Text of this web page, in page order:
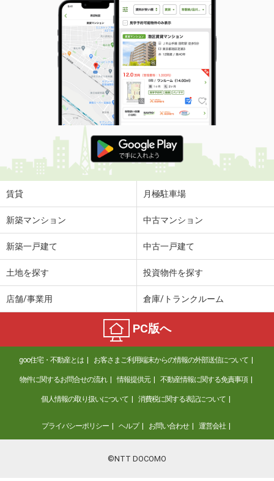
賃貸 月極駐車場
新築マンション 中古マンション
新築一戸建て 中古一戸建て
土地を探す 投資物件を探す
店舗/事業用 倉庫/トランクルーム
PC版へ
goo住宅・不動産とは お客さまご利用端末からの情報の外部送信について
物件に関するお問合せの流れ 情報提供元 不動産情報に関する免責事項
個人情報の取り扱いについて 消費税に関する表記について
プライバシーポリシー ヘルプ お問い合わせ 運営会社
©NTT DOCOMO